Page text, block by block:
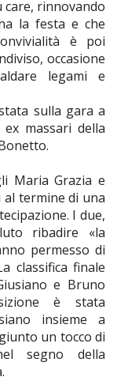
rinnovando
la festa e che
è poi
occasione
legami e
sulla gara a
massari della
Maria Grazia e
termine di una
I due,
ribadire «la
permesso di
classifica finale
e Bruno
è stata
insieme a
un tocco di
segno della